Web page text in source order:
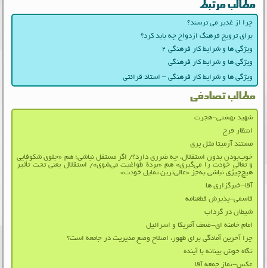
مطالب مرتبط
چرا از غدیر می ترسند؟
برای ترویج فرهنگ ازدواج چه باید کرد؟
ویژگی‌ ها و شرایط کار فرهنگی ۲
ویژگی‌ ها و شرایط کار فرهنگی
ویژگی‌ ها و شرایط کار فرهنگی – استاد قرائتی
مطالب تصادفی
شهید بهشتی-هجرت
انتظار فرج
مستند آرمیتا مثل پری
خوب‌بودن بدون استقلال، چه ضرری دارد؟/ اگر مستقل نباشی؛ هم «جلوی شکوفایی
و تعالیِ خودت را می‌گیری» هم «بردۀ طواغیت می‌شوی»/ استقلال یعنی تحت تأثیر
هیچ‌چیزی نباشی به‌جز «عالی‌ترین تمایل خودت»
آقا-خبرگزاری ها
قاسمی-پذیرش قطعنامه
شیطان در گرداب
امام خامنه ای-ضعف آمریکا و اسرائیل
چرا آخرین آمادگی برای ظهور، اصلاح وضع مدیریت در جامعه است؟
نگاه خوش بینانه با آینده
عکس-نماز جمعه آقا